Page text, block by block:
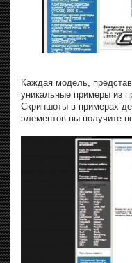
Каждая модель,
уникальные примеры из
Скриншоты в примерах
элементов вы получите